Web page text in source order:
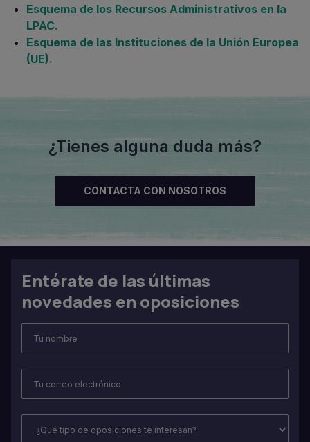
Esquema de los Recursos Administrativos en la
LPAC.
Esquema de las Instituciones de la Unión Europea
(UE).
¿Tienes alguna duda más?
CONTACTA CON NOSOTROS
Entérate de las últimas
novedades en oposiciones